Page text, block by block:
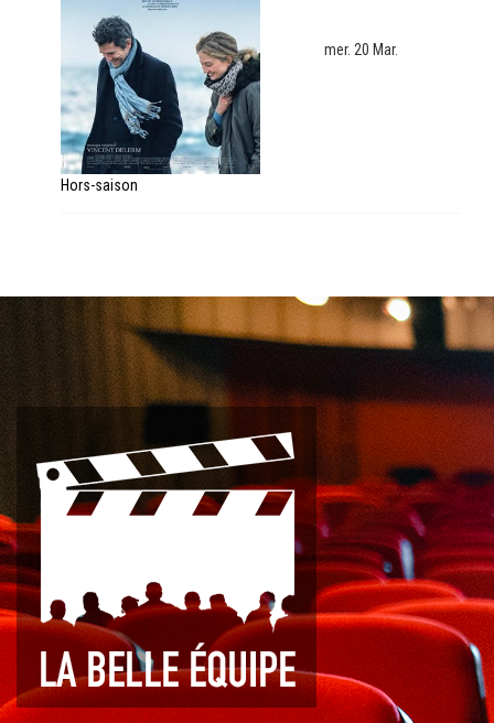
Hors-saison
mer. 20 Mar.